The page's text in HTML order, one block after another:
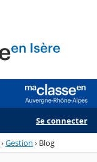
Se connecter
›Gestion › Blog